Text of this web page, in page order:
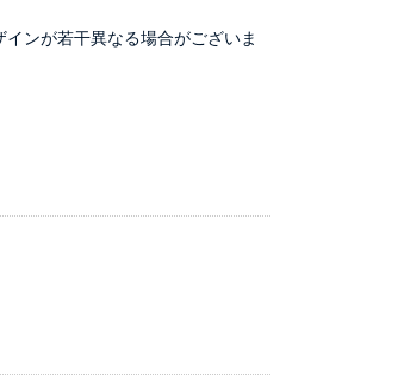
ンが若干異なる場合がございま